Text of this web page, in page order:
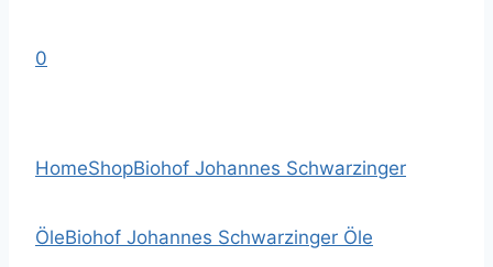
0
HomeShopBiohof Johannes Schwarzinger
ÖleBiohof Johannes Schwarzinger Öle